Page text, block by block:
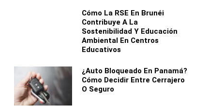
Cómo La RSE En Brunéi
Contribuye A La
Sostenibilidad Y Educación
Ambiental En Centros
Educativos
¿Auto Bloqueado En Panamá?
Cómo Decidir Entre Cerrajero
O Seguro